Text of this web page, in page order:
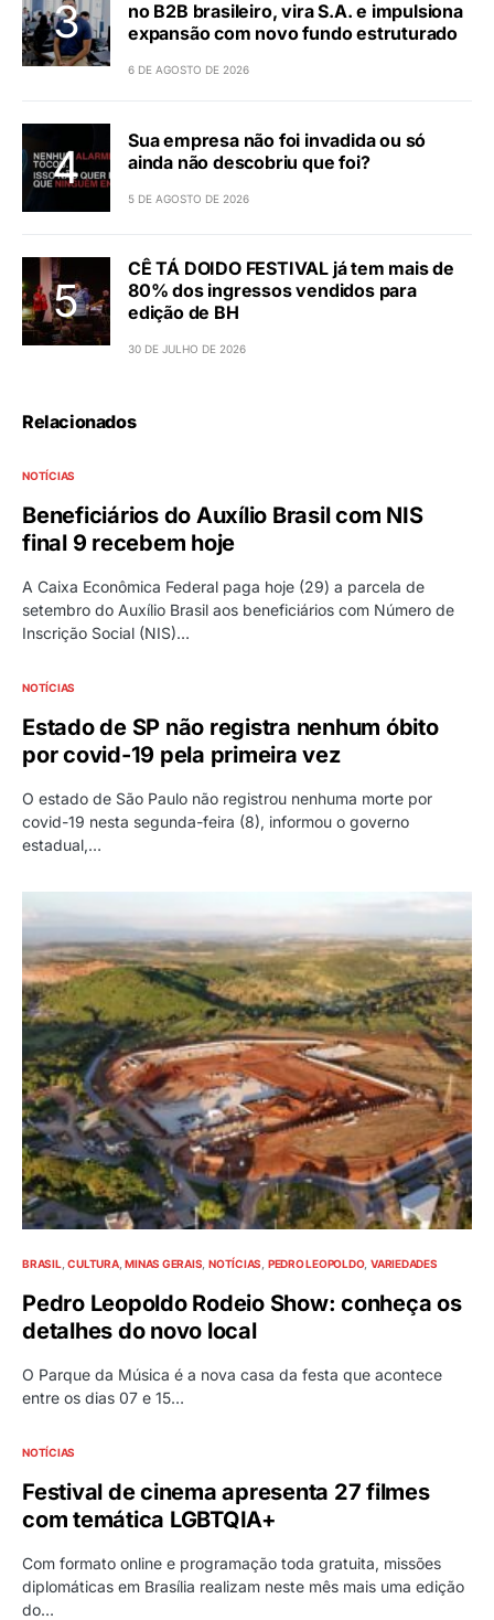
no B2B brasileiro, vira S.A. e impulsiona
expansão com novo fundo estruturado
6 DE AGOSTO DE 2026
Sua empresa não foi invadida ou só
ainda não descobriu que foi?
5 DE AGOSTO DE 2026
CÊ TÁ DOIDO FESTIVAL já tem mais de
80% dos ingressos vendidos para
edição de BH
30 DE JULHO DE 2026
Relacionados
NOTÍCIAS
Beneficiários do Auxílio Brasil com NIS
final 9 recebem hoje
A Caixa Econômica Federal paga hoje (29) a parcela de
setembro do Auxílio Brasil aos beneficiários com Número de
Inscrição Social (NIS)…
NOTÍCIAS
Estado de SP não registra nenhum óbito
por covid-19 pela primeira vez
O estado de São Paulo não registrou nenhuma morte por
covid-19 nesta segunda-feira (8), informou o governo
estadual,…
BRASIL CULTURA MINAS GERAIS NOTÍCIAS PEDRO LEOPOLDO VARIEDADES
Pedro Leopoldo Rodeio Show: conheça os
detalhes do novo local
O Parque da Música é a nova casa da festa que acontece
entre os dias 07 e 15…
NOTÍCIAS
Festival de cinema apresenta 27 filmes
com temática LGBTQIA+
Com formato online e programação toda gratuita, missões
diplomáticas em Brasília realizam neste mês mais uma edição
do…